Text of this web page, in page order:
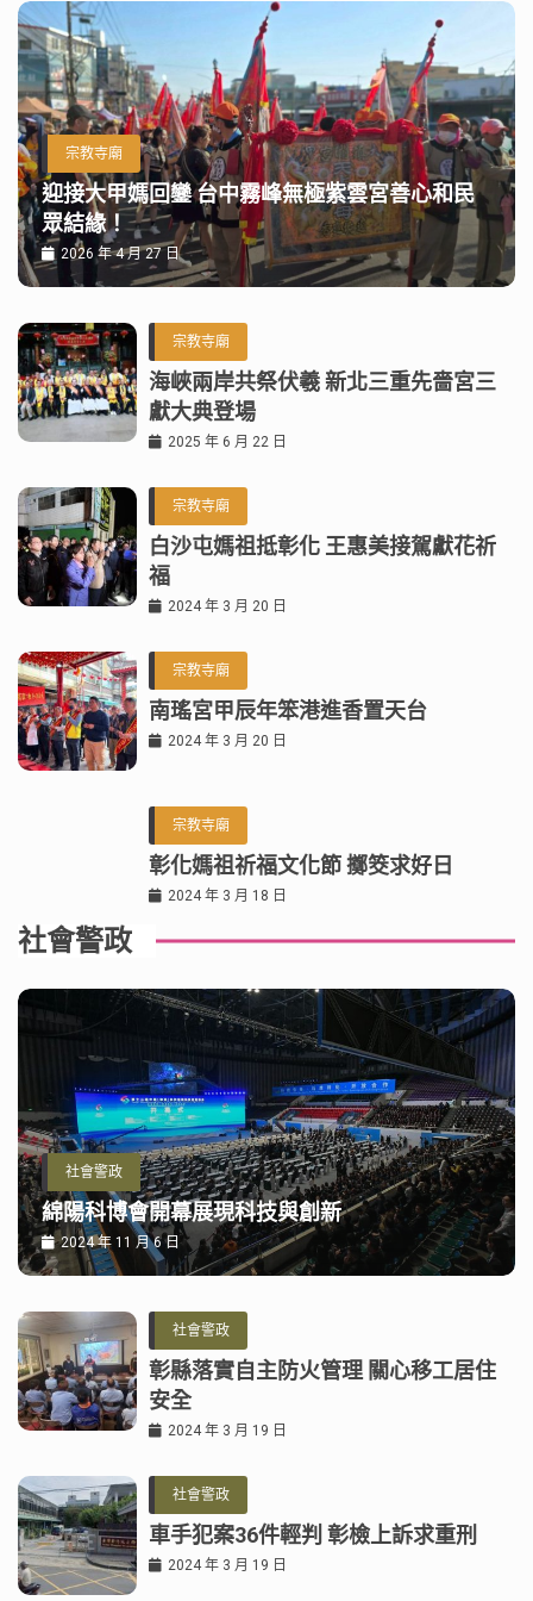
宗教寺廟
迎接大甲媽回鑾 台中霧峰無極紫雲宮善心和民
眾結緣！
2026 年 4 月 27 日
宗教寺廟
海峽兩岸共祭伏羲 新北三重先嗇宮三
獻大典登場
2025 年 6 月 22 日
宗教寺廟
白沙屯媽祖抵彰化 王惠美接駕獻花祈
福
2024 年 3 月 20 日
宗教寺廟
南瑤宮甲辰年笨港進香置天台
2024 年 3 月 20 日
宗教寺廟
彰化媽祖祈福文化節 擲筊求好日
2024 年 3 月 18 日
社會警政
社會警政
綿陽科博會開幕展現科技與創新
2024 年 11 月 6 日
社會警政
彰縣落實自主防火管理 關心移工居住
安全
2024 年 3 月 19 日
社會警政
車手犯案36件輕判 彰檢上訴求重刑
2024 年 3 月 19 日